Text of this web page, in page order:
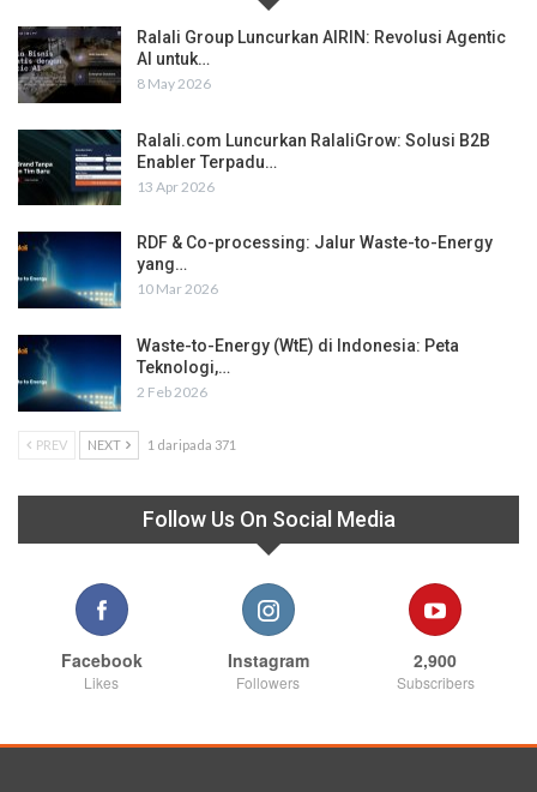
Ralali Group Luncurkan AIRIN: Revolusi Agentic
AI untuk…
8 May 2026
Ralali.com Luncurkan RalaliGrow: Solusi B2B
Enabler Terpadu…
13 Apr 2026
RDF & Co-processing: Jalur Waste-to-Energy
yang…
10 Mar 2026
Waste-to-Energy (WtE) di Indonesia: Peta
Teknologi,…
2 Feb 2026
PREV NEXT 1 daripada 371
Follow Us On Social Media
Facebook
Likes
Instagram
Followers
2,900
Subscribers